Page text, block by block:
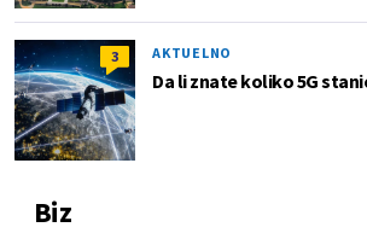
3 AKTUELNO
Da li znate koliko 5G
Biz